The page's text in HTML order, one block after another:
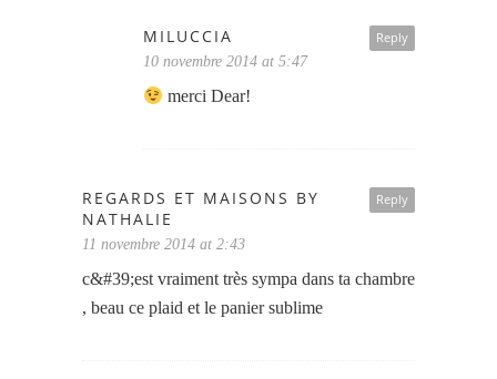
Reply
MILUCCIA
10 novembre 2014 at 5:47
merci Dear!
Reply
REGARDS ET MAISONS BY
NATHALIE
11 novembre 2014 at 2:43
c&#39;est vraiment très sympa dans ta chambre
, beau ce plaid et le panier sublime